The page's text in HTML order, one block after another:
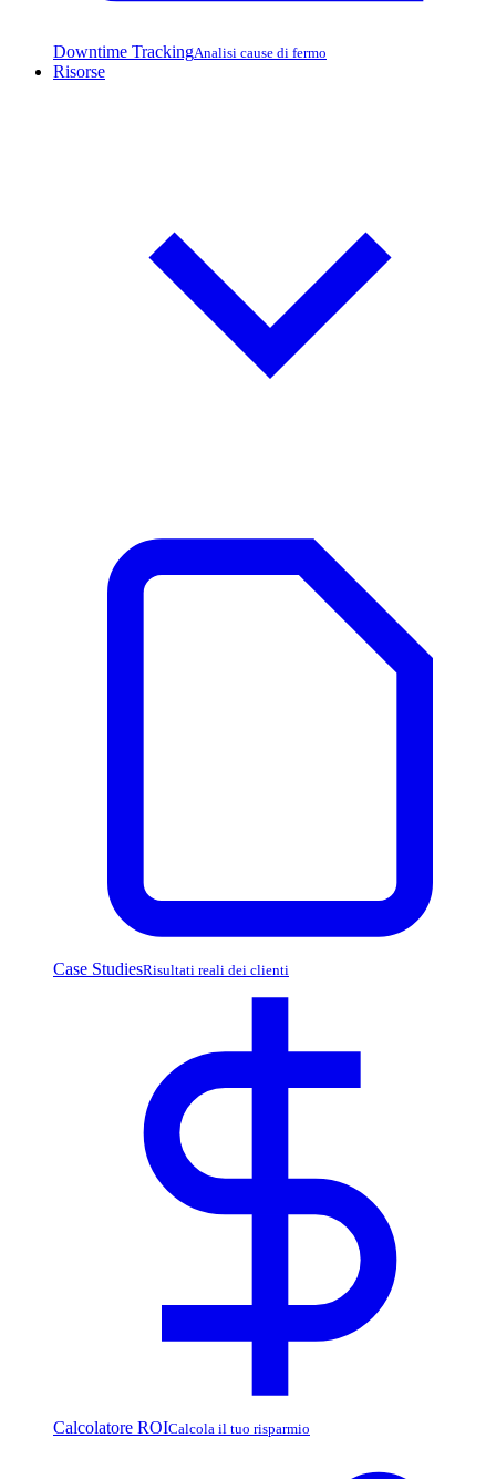
Downtime TrackingAnalisi cause di fermo
Risorse
Case StudiesRisultati reali dei clienti
Calcolatore ROICalcola il tuo risparmio